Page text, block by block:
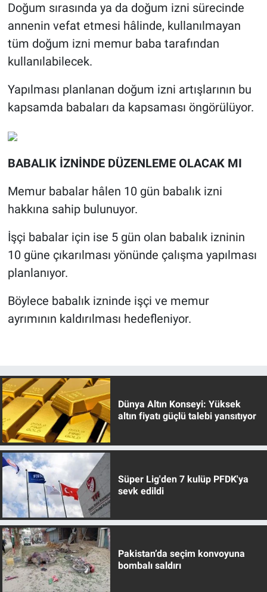
Doğum sırasında ya da doğum izni sürecinde
annenin vefat etmesi hâlinde, kullanılmayan
tüm doğum izni memur baba tarafından
kullanılabilecek.
Yapılması planlanan doğum izni artışlarının bu
kapsamda babaları da kapsaması öngörülüyor.
BABALIK İZNİNDE DÜZENLEME OLACAK MI
Memur babalar hâlen 10 gün babalık izni
hakkına sahip bulunuyor.
İşçi babalar için ise 5 gün olan babalık izninin
10 güne çıkarılması yönünde çalışma yapılması
planlanıyor.
Böylece babalık izninde işçi ve memur
ayrımının kaldırılması hedefleniyor.
Dünya Altın Konseyi: Yüksek
altın fiyatı güçlü talebi yansıtıyor
Süper Lig'den 7 kulüp PFDK'ya
sevk edildi
Pakistan’da seçim konvoyuna
bombalı saldırı